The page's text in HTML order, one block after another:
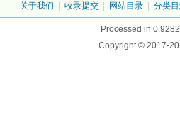
关于我们 收录提交 网站目录 分类
Processed in
Copyright © 2017-